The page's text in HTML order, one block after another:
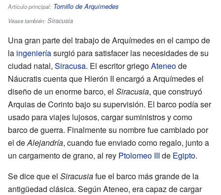
Artículo principal: Tornillo de Arquímedes
Véase también: Siracusia
Una gran parte del trabajo de Arquímedes en el campo de
la ingenieríasurgió para satisfacer las necesidades de su
ciudad natal, Siracusa. El escritor griegoAteneode
Náucratis cuenta que Hierón II encargó a Arquímedes el
diseño de un enorme barco, el Siracusia, que construyó
Arquias de Corinto bajo su supervisión. El barco podía ser
usado para viajes lujosos, cargar suministros y como
barco de guerra. Finalmente su nombre fue cambiado por
el deAlejandría, cuando fue enviado como regalo, junto a
un cargamento de grano, al rey Ptolomeo III de Egipto.
Se dice que el Siracusiafue el barco más grande de la
antigüedad clásica. Según Ateneo, era capaz de cargar